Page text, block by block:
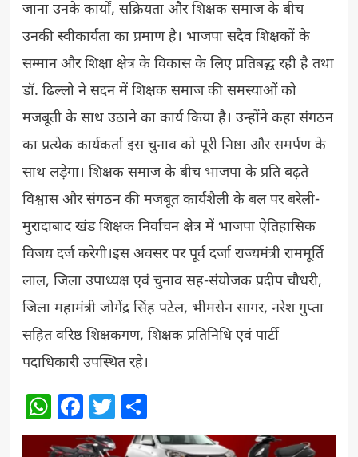
जाना उनके कार्यों, सक्रियता और शिक्षक समाज के बीच
उनकी स्वीकार्यता का प्रमाण है। भाजपा सदैव शिक्षकों के
सम्मान और शिक्षा क्षेत्र के विकास के लिए प्रतिबद्ध रही है तथा
डॉ. ढिल्लो ने सदन में शिक्षक समाज की समस्याओं को
मजबूती के साथ उठाने का कार्य किया है। उन्होंने कहा संगठन
का प्रत्येक कार्यकर्ता इस चुनाव को पूरी निष्ठा और समर्पण के
साथ लड़ेगा। शिक्षक समाज के बीच भाजपा के प्रति बढ़ते
विश्वास और संगठन की मजबूत कार्यशैली के बल पर बरेली-
मुरादाबाद खंड शिक्षक निर्वाचन क्षेत्र में भाजपा ऐतिहासिक
विजय दर्ज करेगी।इस अवसर पर पूर्व दर्जा राज्यमंत्री राममूर्ति
लाल, जिला उपाध्यक्ष एवं चुनाव सह-संयोजक प्रदीप चौधरी,
जिला महामंत्री जोगेंद्र सिंह पटेल, भीमसेन सागर, नरेश गुप्ता
सहित वरिष्ठ शिक्षकगण, शिक्षक प्रतिनिधि एवं पार्टी
पदाधिकारी उपस्थित रहे।
WhatsApp
Facebook
Twitter
Share